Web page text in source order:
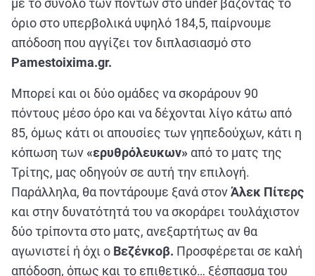
με το σύνολο των πόντων στο under βάζοντας το
όριο στο υπερβολικά υψηλό 184,5, παίρνουμε
απόδοση που αγγίζει τον διπλασιασμό στο
Pamestoixima.gr.
Μπορεί και οι δύο ομάδες να σκοράρουν 90
πόντους μέσο όρο και να δέχονται λίγο κάτω από
85, όμως κάτι οι απουσίες των γηπεδούχων, κάτι η
κόπωση των«ερυθρόλευκων» από το ματς της
Τρίτης, μας οδηγούν σε αυτή την επιλογή.
Παράλληλα, θα ποντάρουμε ξανά στονΆλεκ Πίτερς
και στην δυνατότητά του να σκοράρει τουλάχιστον
δύο τρίποντα στο ματς, ανεξαρτήτως αν θα
αγωνιστεί ή όχι ο Βεζένκοβ. Προσφέρεται σε καλή
απόδοση, όπως και το επιθετικό… ξέσπασμα του